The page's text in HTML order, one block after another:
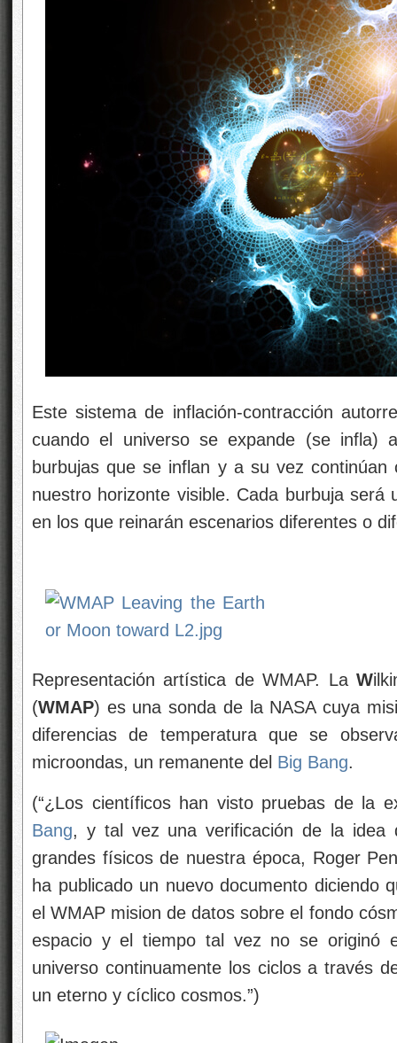
Este sistema de inflación-contracción
cuando el universo se expande (se infla)
burbujas que se inflan y a su vez
nuestro horizonte visible. Cada burbuja será
en los que reinarán escenarios diferentes o
Representación artística de WMAP. La W
(WMAP) es una sonda de la NASA cuya
diferencias de temperatura que se
microondas, un remanente del Big Bang.
(“¿Los científicos han visto pruebas de la
Bang, y tal vez una verificación de la idea
grandes físicos de nuestra época, Roger
ha publicado un nuevo documento diciendo
el WMAP mision de datos sobre el fondo
espacio y el tiempo tal vez no se originó
universo continuamente los ciclos a través
un eterno y cíclico cosmos.”)